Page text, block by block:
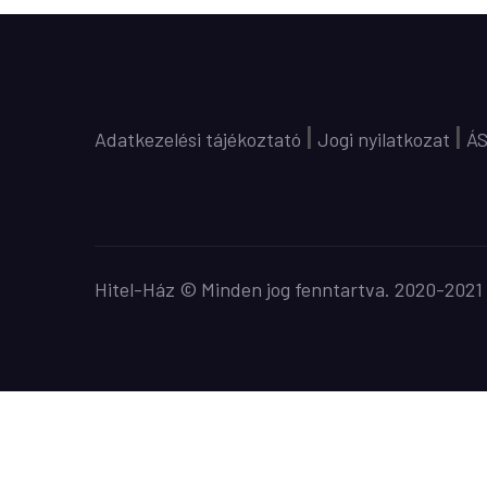
Adatkezelési tájékoztató | Jogi nyilatkozat |
Hitel-Ház © Minden jog fenntartva. 2020-2021